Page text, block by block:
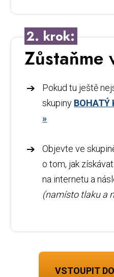
2. krok:
Zůstaňme
Pokud tu ještě
skupiny BOHATÝ
»
Objevte ve
o tom, jak
na internetu a
(namísto tlaku a
VSTOUPIT